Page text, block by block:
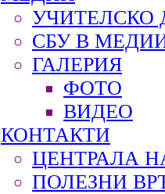
УЧИТЕЛСКО
СБУ В
ГАЛЕРИЯ
ФОТО
ВИДЕО
КОНТАКТИ
ЦЕНТРАЛА
ПОЛЕЗНИ